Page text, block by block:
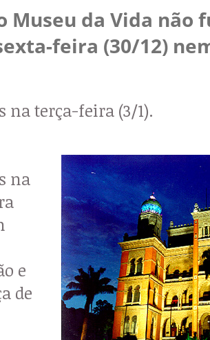
Museu da Vida não
feira (30/12)
na terça-feira (3/1).
na
e
de